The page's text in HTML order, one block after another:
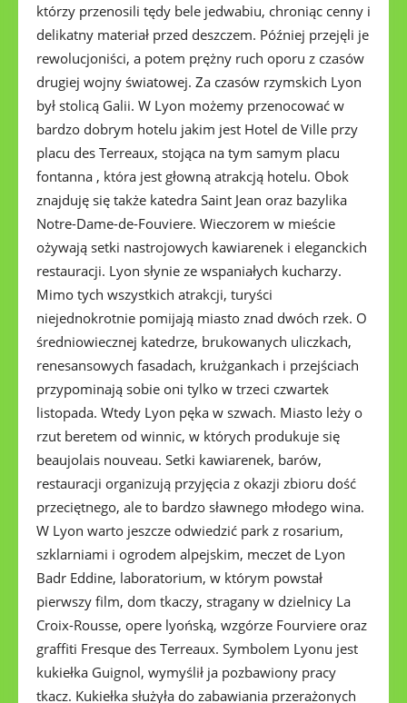
którzy przenosili tędy bele jedwabiu, chroniąc cenny i
delikatny materiał przed deszczem. Później przejęli je
rewolucjoniści, a potem prężny ruch oporu z czasów
drugiej wojny światowej. Za czasów rzymskich Lyon
był stolicą Galii. W Lyon możemy przenocować w
bardzo dobrym hotelu jakim jest Hotel de Ville przy
placu des Terreaux, stojąca na tym samym placu
fontanna , która jest głowną atrakcją hotelu. Obok
znajduję się także katedra Saint Jean oraz bazylika
Notre-Dame-de-Fouviere. Wieczorem w mieście
ożywają setki nastrojowych kawiarenek i eleganckich
restauracji. Lyon słynie ze wspaniałych kucharzy.
Mimo tych wszystkich atrakcji, turyści
niejednokrotnie pomijają miasto znad dwóch rzek. O
średniowiecznej katedrze, brukowanych uliczkach,
renesansowych fasadach, krużgankach i przejściach
przypominają sobie oni tylko w trzeci czwartek
listopada. Wtedy Lyon pęka w szwach. Miasto leży o
rzut beretem od winnic, w których produkuje się
beaujolais nouveau. Setki kawiarenek, barów,
restauracji organizują przyjęcia z okazji zbioru dość
przeciętnego, ale to bardzo sławnego młodego wina.
W Lyon warto jeszcze odwiedzić park z rosarium,
szklarniami i ogrodem alpejskim, meczet de Lyon
Badr Eddine, laboratorium, w którym powstał
pierwszy film, dom tkaczy, stragany w dzielnicy La
Croix-Rousse, opere lyońską, wzgórze Fourviere oraz
graffiti Fresque des Terreaux. Symbolem Lyonu jest
kukiełka Guignol, wymyślił ja pozbawiony pracy
tkacz. Kukiełka służyła do zabawiania przerażonych